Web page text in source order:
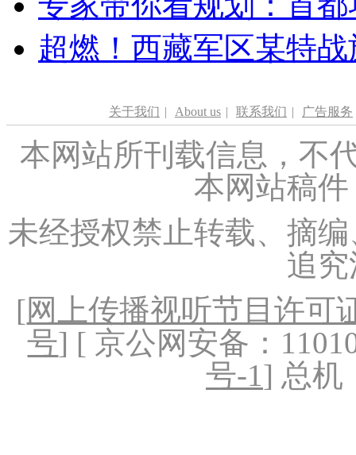
超燃！西藏军区某特
关于我们 | About us | 联系我们 | 广告服务
本网站所刊载信息，不
本网站稿
未经授权禁止转载、摘
追
[网上传播视听节目许可
号] [ 京公网安备：
号-1] 总机